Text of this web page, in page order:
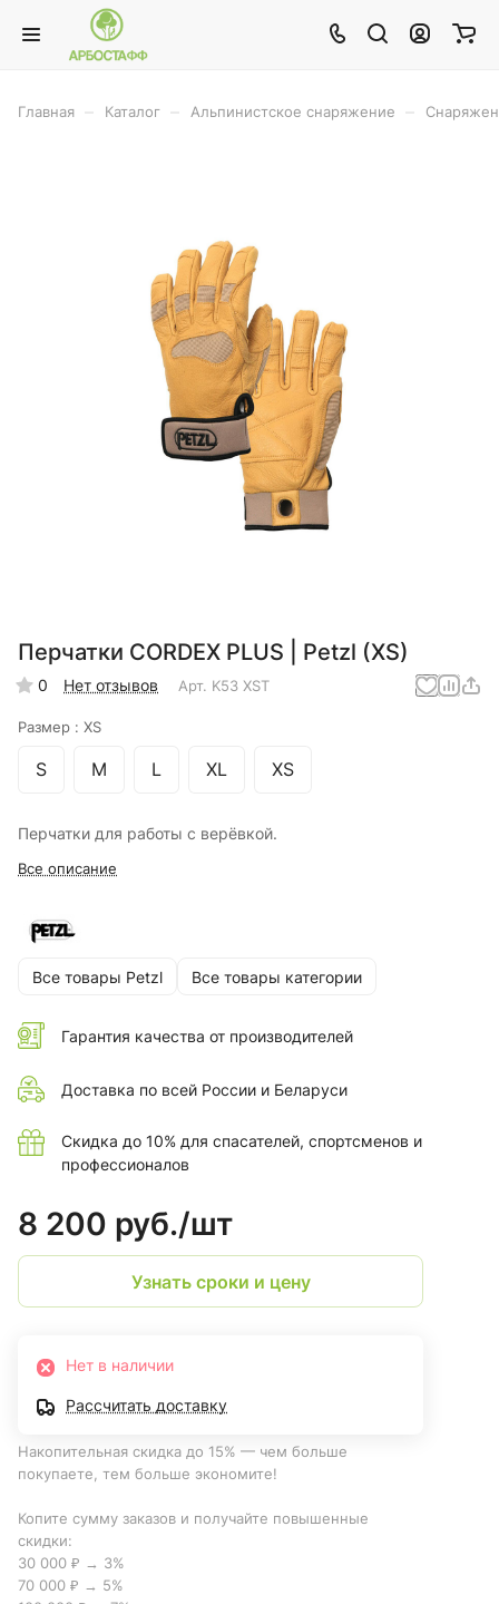
Главная Каталог Альпинистское снаряжение
Перчатки CORDEX PLUS | Petzl (XS)
0 Нет отзывов Арт. K53 XST
Размер : XS
S M L XL XS
Перчатки для работы с верёвкой.
Все описание
Все товары Petzl Все товары категории
Гарантия качества от производителей
Доставка по всей России и Беларуси
Скидка до 10% для спасателей, спортсменов и
профессионалов
8 200 руб./шт
Узнать сроки и цену
Нет в наличии
Рассчитать доставку
Накопительная скидка до 15% — чем больше
покупаете, тем больше экономите!
Копите сумму заказов и получайте повышенные
скидки:
30 000 ₽ → 3%
70 000 ₽ → 5%